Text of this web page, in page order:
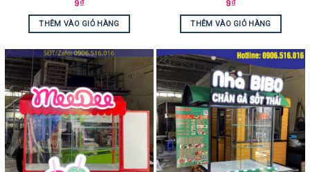
9₫
THÊM VÀO GIỎ HÀNG
9₫
THÊM VÀO GIỎ HÀNG